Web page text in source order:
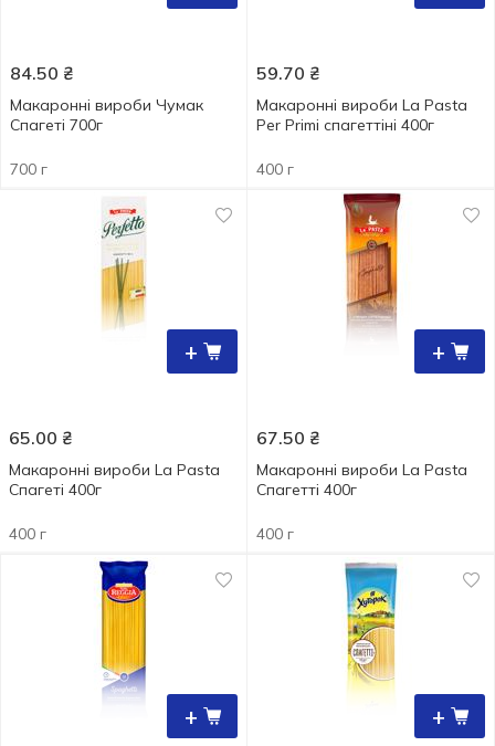
84.50 ₴
Макаронні вироби Чумак
Спагеті 700г
700 г
59.70 ₴
Макаронні вироби La Pasta
Per Primi спагеттіні 400г
400 г
+
65.00 ₴
Макаронні вироби La Pasta
Спагеті 400г
400 г
+
67.50 ₴
Макаронні вироби La Pasta
Спагетті 400г
400 г
+ +